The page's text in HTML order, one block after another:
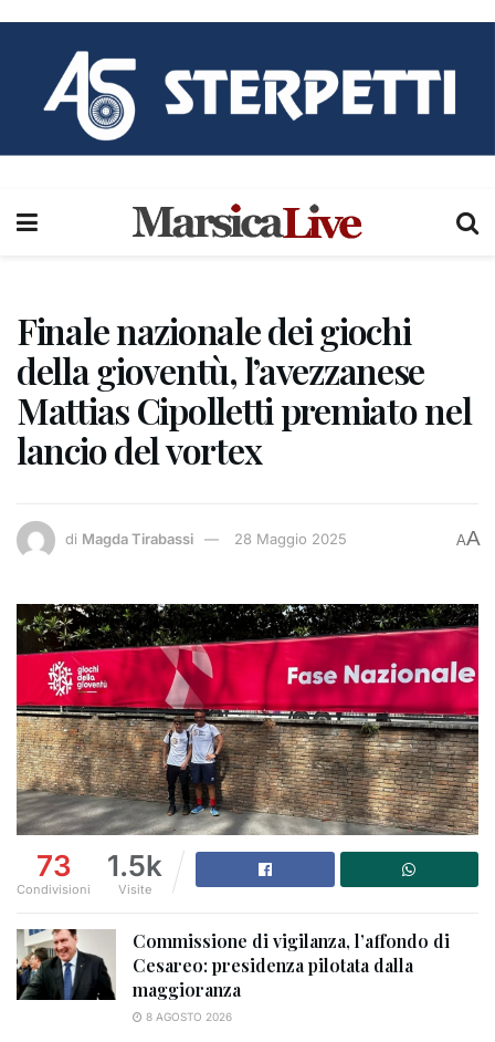
Finale nazionale dei giochi
della gioventù, l’avezzanese
Mattias Cipolletti premiato nel
lancio del vortex
di Magda Tirabassi 28 Maggio 2025 AA
73
Condivisioni
1.5k
Visite
Commissione di vigilanza, l’affondo di
Cesareo: presidenza pilotata dalla
maggioranza
8 AGOSTO 2026